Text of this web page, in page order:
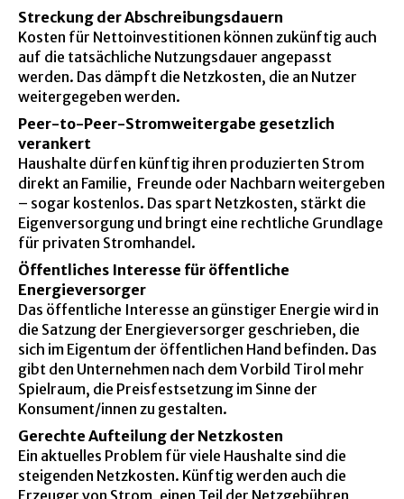
Streckung der Abschreibungsdauern
Kosten für Nettoinvestitionen können zukünftig auch
auf die tatsächliche Nutzungsdauer angepasst
werden. Das dämpft die Netzkosten, die an Nutzer
weitergegeben werden.
Peer-to-Peer-Stromweitergabe gesetzlich
verankert
Haushalte dürfen künftig ihren produzierten Strom
direkt an Familie, Freunde oder Nachbarn weitergeben
– sogar kostenlos. Das spart Netzkosten, stärkt die
Eigenversorgung und bringt eine rechtliche Grundlage
für privaten Stromhandel.
Öffentliches Interesse für öffentliche
Energieversorger
Das öffentliche Interesse an günstiger Energie wird in
die Satzung der Energieversorger geschrieben, die
sich im Eigentum der öffentlichen Hand befinden. Das
gibt den Unternehmen nach dem Vorbild Tirol mehr
Spielraum, die Preisfestsetzung im Sinne der
Konsument/innen zu gestalten.
Gerechte Aufteilung der Netzkosten
Ein aktuelles Problem für viele Haushalte sind die
steigenden Netzkosten. Künftig werden auch die
Erzeuger von Strom, einen Teil der Netzgebühren